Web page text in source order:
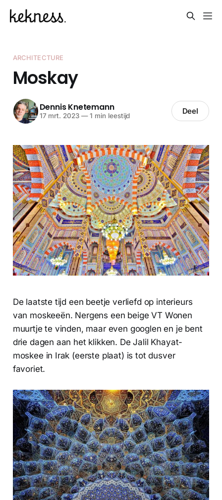
ARCHITECTURE
Moskay
Dennis Knetemann
17 mrt. 2023 —1 min leestijd Deel
De laatste tijd een beetje verliefd op interieurs
van moskeeën. Nergens een beige VT Wonen
muurtje te vinden, maar even googlen en je bent
drie dagen aan het klikken. De Jalil Khayat-
moskee in Irak (eerste plaat) is tot dusver
favoriet.